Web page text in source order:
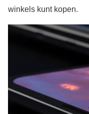
winkels kunt kopen.